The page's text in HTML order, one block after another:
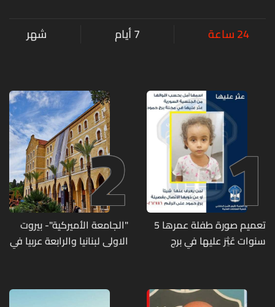
24 ساعة 7 أيام شهر
1
تعميم صورة طفلة عمرها 5
سنوات عُثِرَ عليها في برج
2
"الجامعة الأميركية"- بيروت
الاولى لبنانيا والرابعة عربيا في